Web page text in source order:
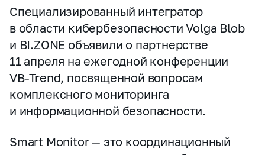
Специализированный интегратор
в области кибербезопасности Volga Blob
и BI.ZONE объявили о партнерстве
11 апреля на ежегодной конференции
VB‑Trend, посвященной вопросам
комплексного мониторинга
и информационной безопасности.
Smart Monitor — это координационный